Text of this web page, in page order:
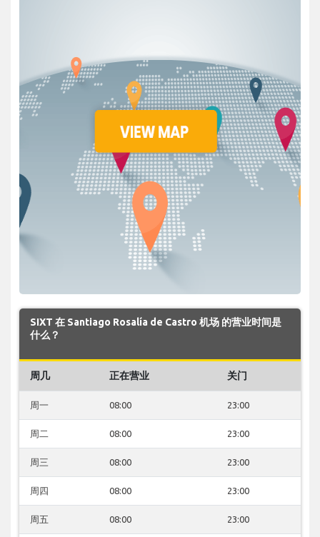
SIXT 在 Santiago Rosalía de Castro 机场 的营业时间是
什么？
周几 正在营业 关门
周一 08:00 23:00
周二 08:00 23:00
周三 08:00 23:00
周四 08:00 23:00
周五 08:00 23:00